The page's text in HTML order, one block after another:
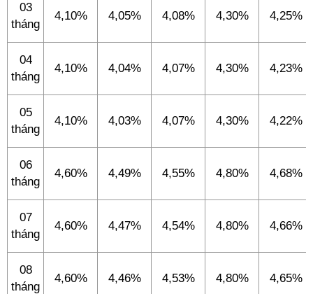
03
tháng
4,10% 4,05% 4,08% 4,30% 4,25%
04
tháng
4,10% 4,04% 4,07% 4,30% 4,23%
05
tháng
4,10% 4,03% 4,07% 4,30% 4,22%
06
tháng
4,60% 4,49% 4,55% 4,80% 4,68%
07
tháng
4,60% 4,47% 4,54% 4,80% 4,66%
08
tháng
4,60% 4,46% 4,53% 4,80% 4,65%